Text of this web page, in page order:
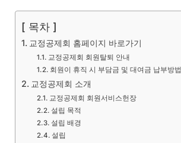
[ 목차 ]
교정공제회 홈페이지 바로가기
교정공제회 회원탈퇴 안내
회원이 휴직 시 부담금 및 대여금 납부방법
교정공제회 소개
교정공제회 회원서비스헌장
설립 목적
설립 배경
설립